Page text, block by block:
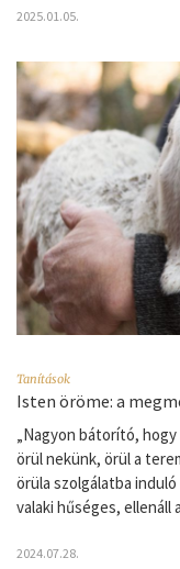
2025.01.05.
Tanítások
Isten öröme: a
„Nagyon bátorító,
örül nekünk, örül a
örüla szolgálatba
valaki hűséges,
2024.07.28.